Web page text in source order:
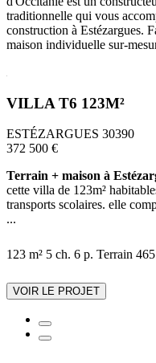
traditionnelle qui vous
construction à Estézargues.
maison individuelle sur-
VILLA T6 123M²
ESTÉZARGUES 30390
372 500 €
Terrain + maison à
cette villa de 123m²
transports scolaires. elle
...
123 m² 5 ch. 6 p. Terrain 465
VOIR LE PROJET